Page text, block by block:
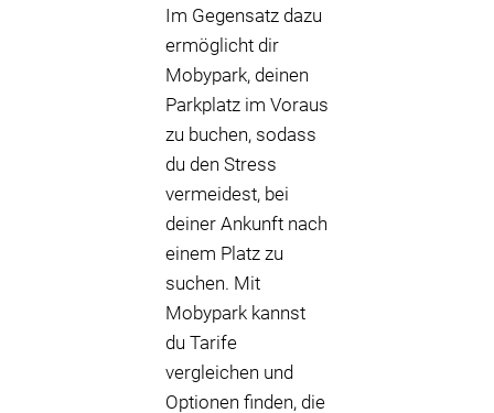
Im Gegensatz dazu
ermöglicht dir
Mobypark, deinen
Parkplatz im Voraus
zu buchen, sodass
du den Stress
vermeidest, bei
deiner Ankunft nach
einem Platz zu
suchen. Mit
Mobypark kannst
du Tarife
vergleichen und
Optionen finden, die